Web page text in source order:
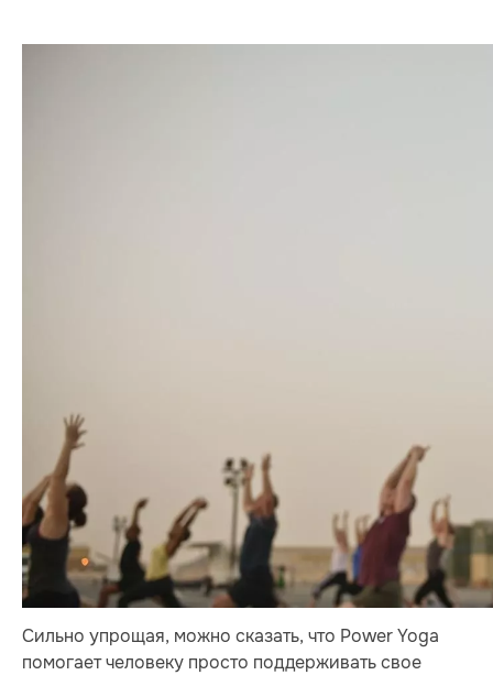
Сильно упрощая, можно сказать, что Power Yoga
помогает человеку просто поддерживать свое